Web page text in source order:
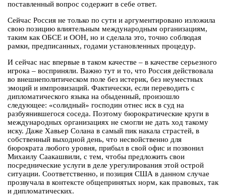
поставленный вопрос содержит в себе ответ.
Сейчас Россия не только по сути и аргументировано изложила
свою позицию влиятельным международным организациям,
таким как ОБСЕ и ООН, но и сделала это, точно соблюдая
рамки, предписанных, годами установленных процедур.
И сейчас нас впервые в таком качестве – в качестве серьезного
игрока – восприняли. Важно тут и то, что Россия действовала
во внешнеполитическом поле без истерик, без неуместных
эмоций и импровизаций. Фактически, если переводить с
дипломатического языка на обыденный, произошло
следующее: «солидный» господин отнес иск в суд на
разбуянившегося соседа. Поэтому бюрократические круги в
международных организациях не смогли не дать ход такому
иску. Даже Хавьер Солана в самый пик накала страстей, в
собственный выходной день, что несвойственно для
бюрократа любого уровня, прибыл в свой офис и позвонил
Михаилу Саакашвили, с тем, чтобы предложить свои
посреднические услуги в деле урегулирования этой острой
ситуации. Соответственно, и позиция США в данном случае
прозвучала в контексте общепринятых норм, как правовых, так
и дипломатических.